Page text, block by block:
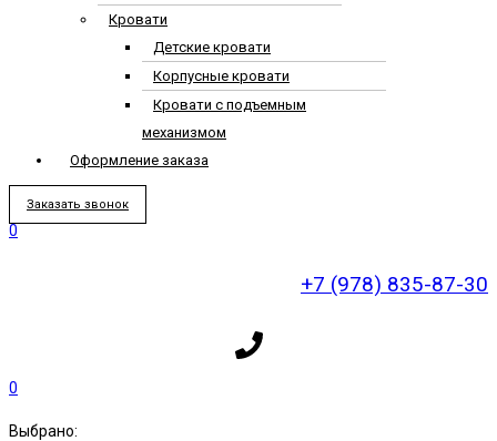
Кровати
Детские кровати
Корпусные кровати
Кровати с подъемным
механизмом
Оформление заказа
Заказать звонок
0
+7 (978) 835-87-30
0
Выбрано: